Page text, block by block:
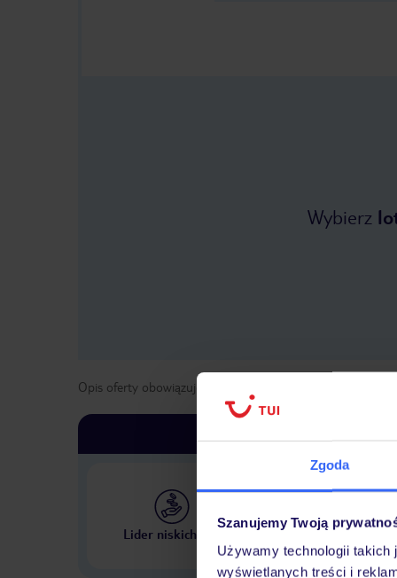
Zgoda
Szanujemy Twoją
Używamy technologii
wyświetlanych treści i
Wybierz
Opis oferty obowiązuje dla wyjazdów w terminie
Lider niskich cen
Największe biuro
w Polsce